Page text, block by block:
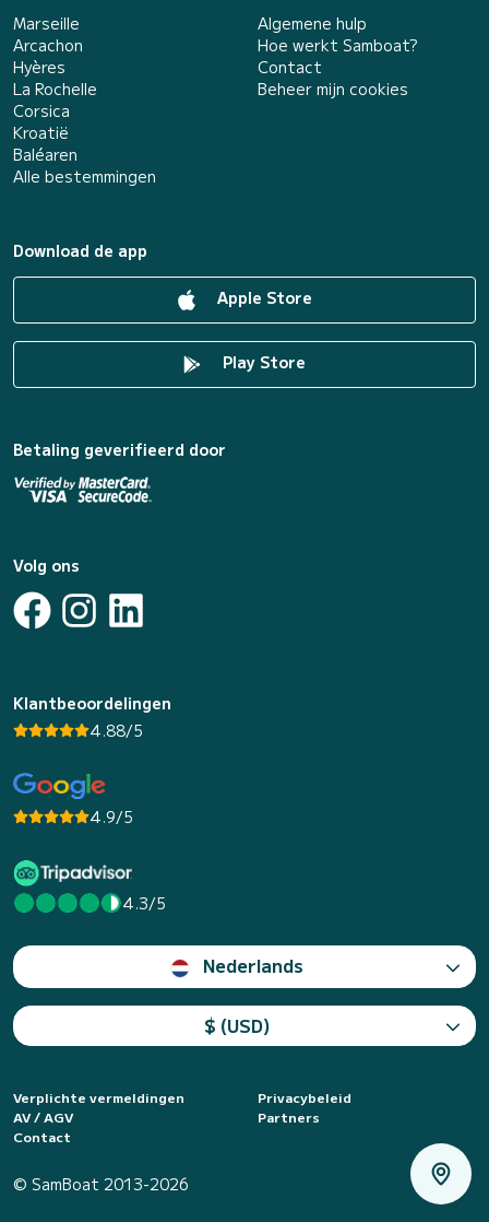
Marseille
Arcachon
Hyères
La Rochelle
Corsica
Kroatië
Baléaren
Alle bestemmingen
Algemene hulp
Hoe werkt Samboat?
Contact
Beheer mijn cookies
Download de app
Apple Store
Play Store
Betaling geverifieerd door
Volg ons
Klantbeoordelingen
4.88/5
4.9/5
4.3/5
Nederlands
$ (USD)
Verplichte vermeldingen
Privacybeleid
AV / AGV
Partners
Contact
© SamBoat 2013-2026